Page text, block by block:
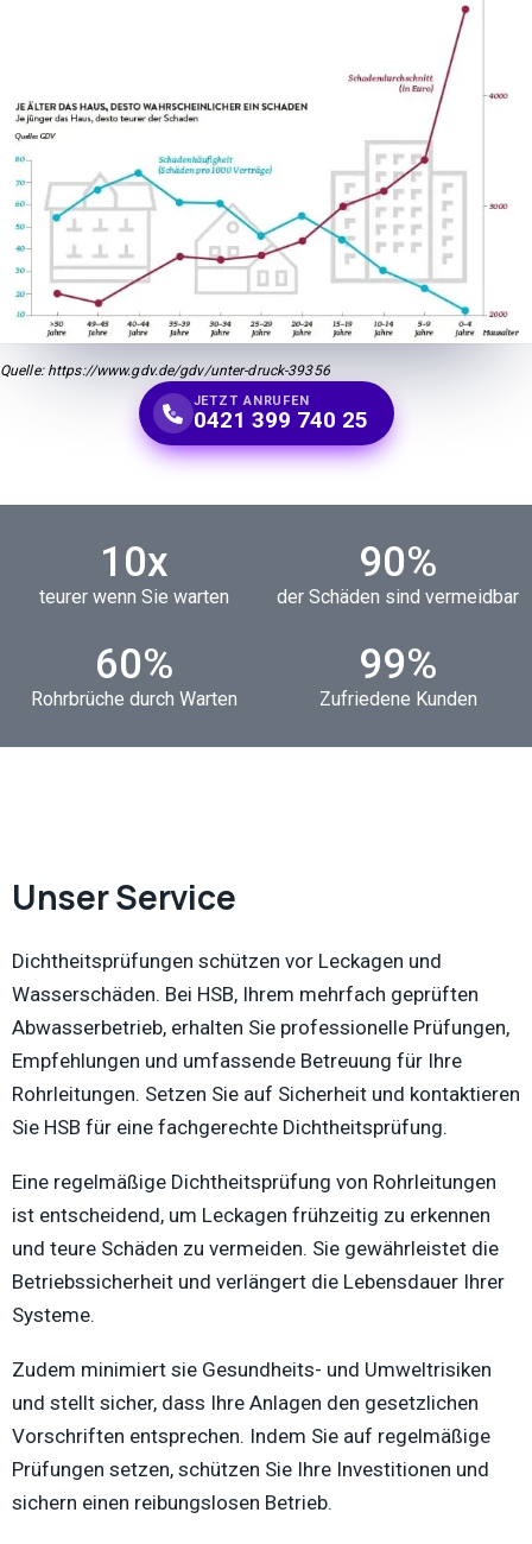
Quelle: https://www.gdv.de/gdv/unter-druck-39356
JETZT ANRUFEN
0421 399 740 25
10x
teurer wenn Sie warten
90%
der Schäden sind vermeidbar
60%
Rohrbrüche durch Warten
99%
Zufriedene Kunden
Unser Service
Dichtheitsprüfungen schützen vor Leckagen und
Wasserschäden. Bei HSB, Ihrem mehrfach geprüften
Abwasserbetrieb, erhalten Sie professionelle Prüfungen,
Empfehlungen und umfassende Betreuung für Ihre
Rohrleitungen. Setzen Sie auf Sicherheit und kontaktieren
Sie HSB für eine fachgerechte Dichtheitsprüfung.
Eine regelmäßige Dichtheitsprüfung von Rohrleitungen
ist entscheidend, um Leckagen frühzeitig zu erkennen
und teure Schäden zu vermeiden. Sie gewährleistet die
Betriebssicherheit und verlängert die Lebensdauer Ihrer
Systeme.
Zudem minimiert sie Gesundheits- und Umweltrisiken
und stellt sicher, dass Ihre Anlagen den gesetzlichen
Vorschriften entsprechen. Indem Sie auf regelmäßige
Prüfungen setzen, schützen Sie Ihre Investitionen und
sichern einen reibungslosen Betrieb.